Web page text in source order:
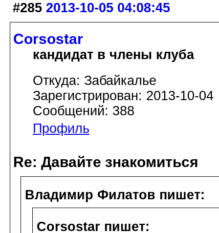
#285 2013-10-05 04:08:45
Corsostar
кандидат в члены клуба
Откуда: Забайкалье
Зарегистрирован: 2013-10-04
Сообщений: 388
Профиль
Re: Давайте знакомиться
Владимир Филатов пишет:
Corsostar пишет: